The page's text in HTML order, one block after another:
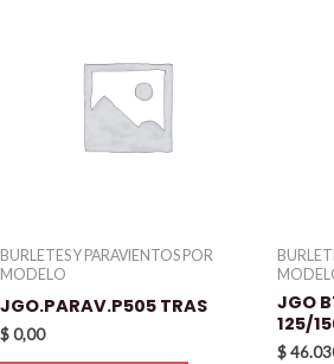
BURLETES Y PARAVIENTOS POR
MODELO
JGO.PARAV.P505 TRAS
$0,00
JGO
125/
$